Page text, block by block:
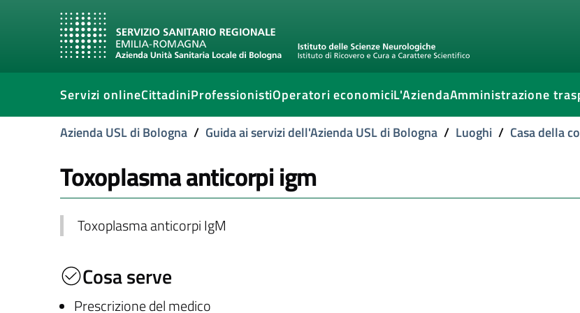
Servizi onlineCittadiniProfessionistiOperatori economiciL'AziendaAmministrazione
Azienda USL di Bologna / Guida ai servizi dell'Azienda USL di Bologna / Luoghi / Casa della
Toxoplasma anticorpi igm
Toxoplasma anticorpi IgM
Cosa serve
Prescrizione del medico